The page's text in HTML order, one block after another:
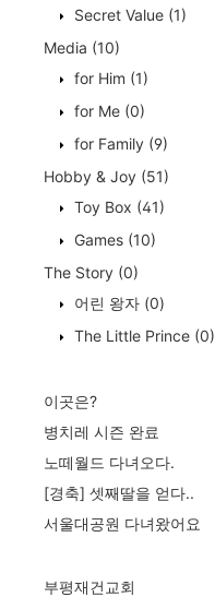
Secret Value (1)
Media (10)
for Him (1)
for Me (0)
for Family (9)
Hobby & Joy (51)
Toy Box (41)
Games (10)
The Story (0)
어린 왕자 (0)
The Little Prince (0)
이곳은?
병치레 시즌 완료
노떼월드 다녀오다.
[경축] 셋째딸을 얻다..
서울대공원 다녀왔어요
부평재건교회